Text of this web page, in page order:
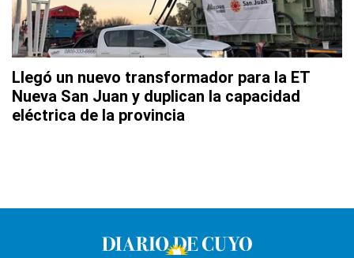
Llegó un nuevo transformador para la ET
Nueva San Juan y duplican la capacidad
eléctrica de la provincia